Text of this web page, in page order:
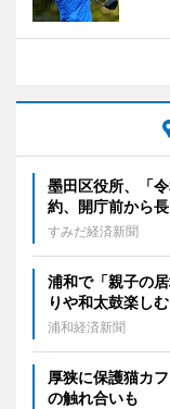
墨田区役所、「
約、開庁前から
すみだ経済新聞
浦和で「親子の
りや和太鼓楽しむ
浦和経済新聞
厚狭に保護猫カ
の触れ合いも